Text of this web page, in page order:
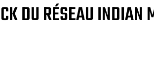
DU RÉSEAU INDIAN